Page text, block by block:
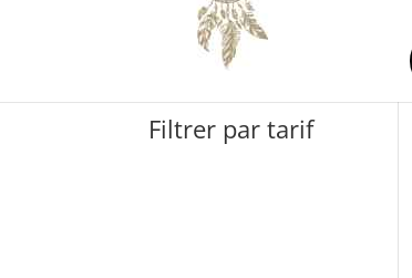
Filtrer par tarif